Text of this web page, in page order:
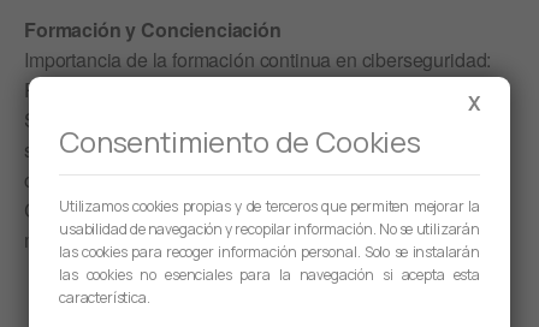
Formación y Concienciación
Importancia de la formación continua en ciberseguridad:
Por qué es crucial educar a los empleados regularmente.
Simulaciones de phishing y formación práctica: Uso de
simulaciones para educar a los empleados sobre
ciberataques.
Creación de una cultura de seguridad: Fomentar una
mentalidad de seguridad dentro de la organización.
X
Consentimiento de Cookies
Utilizamos cookies propias y de terceros que permiten mejorar la
usabilidad de navegación y recopilar información. No se utilizarán
las cookies para recoger información personal. Solo se instalarán
las cookies no esenciales para la navegación si acepta esta
característica.